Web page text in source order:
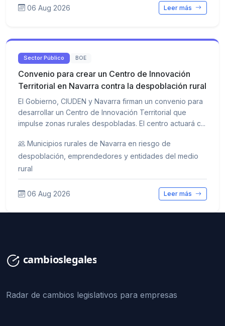
06 Aug 2026 Leer más
Sector Público BOE
Convenio para crear un Centro de Innovación
Territorial en Navarra contra la despoblación rural
El Gobierno, CIUDEN y Navarra firman un convenio para
desarrollar un Centro de Innovación Territorial que
impulse zonas rurales despobladas. El centro actuará c...
Municipios rurales de Navarra en riesgo de
despoblación, emprendedores y entidades del medio
rural
06 Aug 2026 Leer más
Radar de cambios legislativos para empresas